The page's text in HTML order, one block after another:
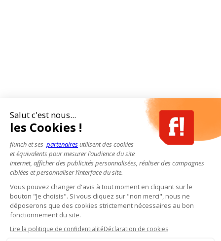
Salut c'est nous...
les Cookies !
flunch et ses partenairesutilisent des cookies
et équivalents pour mesurer l’audience du site
internet, afficher des publicités personnalisées, réaliser des campagnes
ciblées et personnaliser l’interface du site.
Vous pouvez changer d'avis à tout moment en cliquant sur le
bouton "Je choisis". Si vous cliquez sur "non merci", nous ne
déposerons que des cookies strictement nécessaires au bon
fonctionnement du site.
Lire la politique de confidentialitéDéclaration de cookies